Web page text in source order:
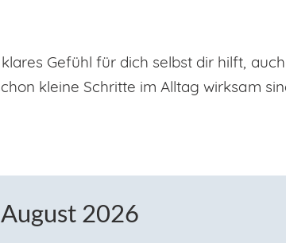
Gefühl für dich selbst dir hilft,
kleine Schritte im Alltag wirksam
2026